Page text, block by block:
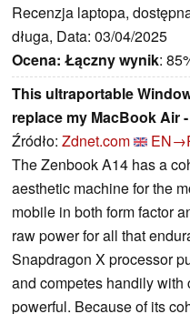
Recenzja laptopa,
długa, Data: 03/04/2025
Ocena: Łączny wynik:
This ultraportable
replace my MacBook Air
Źródło: Zdnet.com
The Zenbook A14 has a
aesthetic machine for the
mobile in both form factor
raw power for all that
Snapdragon X processor
and competes handily with
powerful. Because of its